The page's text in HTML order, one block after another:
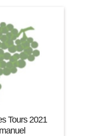
Tours 2021